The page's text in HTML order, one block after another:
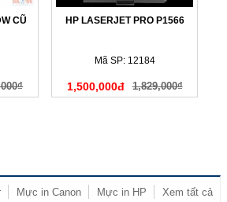
CŨ HP LASERJET PRO P1566
Mã SP: 12184
1,500,000đ 1,829,000₫
Xem tất cả
Mực in HP
Mực in Canon